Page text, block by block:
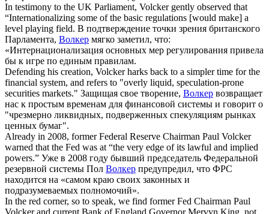
In testimony to the UK Parliament, Volckergently observed that
“Internationalizing some of the basic regulations [would make] a
level playing field. В подтверждение точки зрения британского
Парламента, Волкер мягко заметил, что:
«Интернационализация основных мер регулирования привела
бы к игре по единым правилам.
Defending his creation, Volckerharks back to a simpler time for the
financial system, and refers to "overly liquid, speculation-prone
securities markets." Защищая свое творение, Волкер возвращает
нас к простым временам для финансовой системы и говорит о
"чрезмерно ликвидных, подверженных спекуляциям рынках
ценных бумаг".
Already in 2008, former Federal Reserve Chairman Paul Volcker
warned that the Fed was at “the very edge of its lawful and implied
powers.” Уже в 2008 году бывший председатель Федеральной
резервной системы Пол Волкер предупредил, что ФРС
находится на «самом краю своих законных и
подразумеваемых полномочий».
In the red corner, so to speak, we find former Fed Chairman Paul